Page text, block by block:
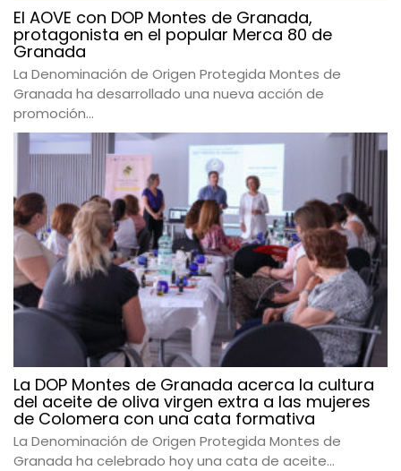
El AOVE con DOP Montes de Granada,
protagonista en el popular Merca 80 de
Granada
La Denominación de Origen Protegida Montes de
Granada ha desarrollado una nueva acción de
promoción...
La DOP Montes de Granada acerca la cultura
del aceite de oliva virgen extra a las mujeres
de Colomera con una cata formativa
La Denominación de Origen Protegida Montes de
Granada ha celebrado hoy una cata de aceite...